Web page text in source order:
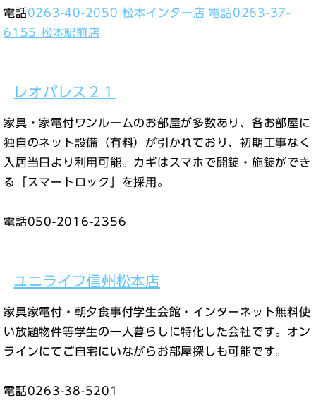
電話0263-40-2050 松本インター店 電話0263-37-
6155 松本駅前店
レオパレス２１
家具・家電付ワンルームのお部屋が多数あり、各お部屋に
独自のネット設備（有料）が引かれており、初期工事なく
入居当日より利用可能。カギはスマホで開錠・施錠ができ
る「スマートロック」を採用。
電話050-2016-2356
ユニライフ信州松本店
家具家電付・朝夕食事付学生会館・インターネット無料使
い放題物件等学生の一人暮らしに特化した会社です。オン
ラインにてご自宅にいながらお部屋探しも可能です。
電話0263-38-5201